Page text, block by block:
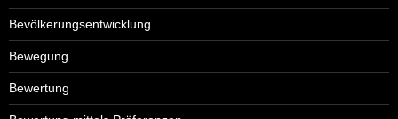
Bevölkerungsentwicklung
Bewegung
Bewertung